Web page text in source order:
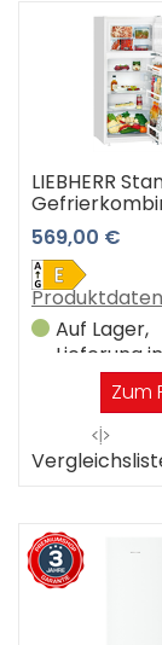
LIEBHERR
CTe 2131-26
569,00 €
Auf Lager,
Lieferung
Werktagen
Zum